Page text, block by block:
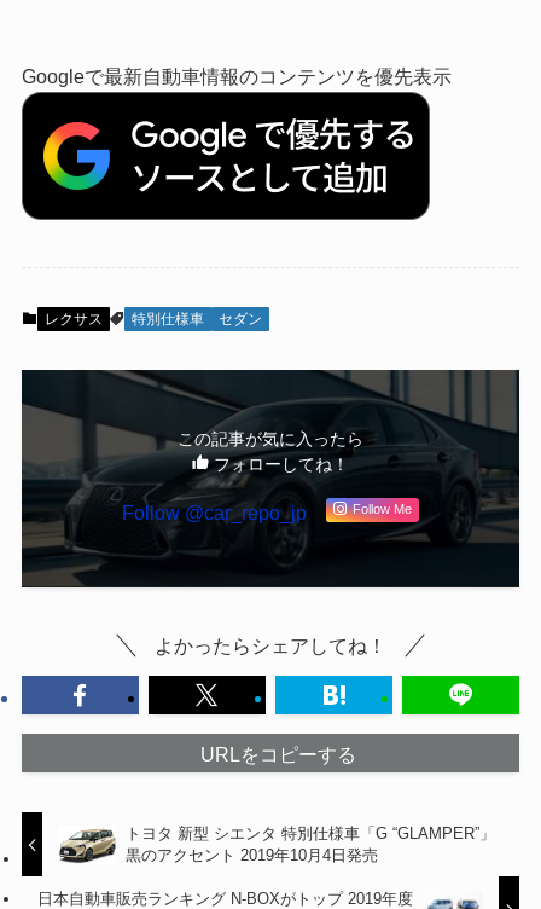
Googleで最新自動車情報のコンテンツを優先表示
レクサス 特別仕様車 セダン
この記事が気に入ったら
フォローしてね！
Follow @car_repo_jp Follow Me
よかったらシェアしてね！
URLをコピーする
トヨタ 新型 シエンタ 特別仕様車「G “GLAMPER”」
黒のアクセント 2019年10月4日発売
日本自動車販売ランキング N-BOXがトップ 2019年度